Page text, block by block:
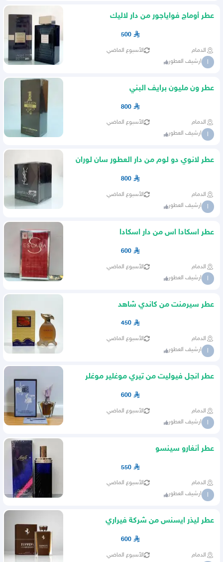
عطر أوماج فواياجور من دار لاليك
500
الدمام الأسبوع الماضي
ا ارشيف العطور
عطر ون مليون برايف البني
800
الدمام الأسبوع الماضي
ا ارشيف العطور
عطر لانوي دو لوم من دار العطور سان لوران
800
الدمام الأسبوع الماضي
ا ارشيف العطور
عطر اسكادا اس من دار اسكادا
600
الدمام الأسبوع الماضي
ا ارشيف العطور
عطر سيرمنت من كاندي شاهد
450
الدمام الأسبوع الماضي
ا ارشيف العطور
عطر انجل فيوليت من تيري موغلير موغلر
600
الدمام الأسبوع الماضي
ا ارشيف العطور
عطر أنغارو سينسو
550
الدمام الأسبوع الماضي
ا ارشيف العطور
عطر ليذر ايسنس من شركة فيراري
600
الدمام الأسبوع الماضي